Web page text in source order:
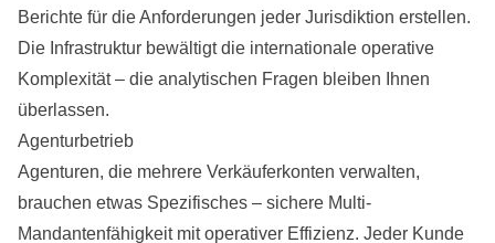
Berichte für die Anforderungen jeder Jurisdiktion erstellen.
Die Infrastruktur bewältigt die internationale operative
Komplexität – die analytischen Fragen bleiben Ihnen
überlassen.
Agenturbetrieb
Agenturen, die mehrere Verkäuferkonten verwalten,
brauchen etwas Spezifisches – sichere Multi-
Mandantenfähigkeit mit operativer Effizienz. Jeder Kunde